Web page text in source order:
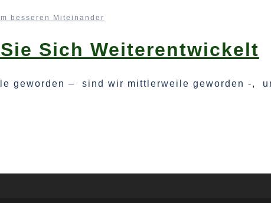
besseren Miteinander
Sich Weiterentwickelt
geworden – sind wir mittlerweile geworden -,